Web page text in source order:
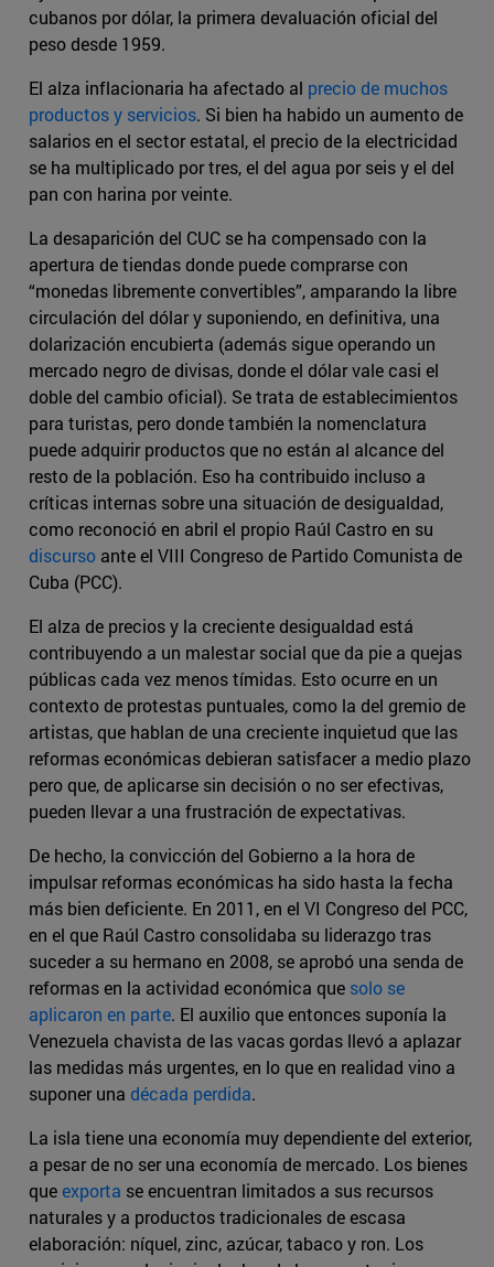
cubanos por dólar, la primera devaluación oficial del
peso desde 1959.
El alza inflacionaria ha afectado al precio de muchos
productos y servicios. Si bien ha habido un aumento de
salarios en el sector estatal, el precio de la electricidad
se ha multiplicado por tres, el del agua por seis y el del
pan con harina por veinte.
La desaparición del CUC se ha compensado con la
apertura de tiendas donde puede comprarse con
“monedas libremente convertibles”, amparando la libre
circulación del dólar y suponiendo, en definitiva, una
dolarización encubierta (además sigue operando un
mercado negro de divisas, donde el dólar vale casi el
doble del cambio oficial). Se trata de establecimientos
para turistas, pero donde también la nomenclatura
puede adquirir productos que no están al alcance del
resto de la población. Eso ha contribuido incluso a
críticas internas sobre una situación de desigualdad,
como reconoció en abril el propio Raúl Castro en su
discurso ante el VIII Congreso de Partido Comunista de
Cuba (PCC).
El alza de precios y la creciente desigualdad está
contribuyendo a un malestar social que da pie a quejas
públicas cada vez menos tímidas. Esto ocurre en un
contexto de protestas puntuales, como la del gremio de
artistas, que hablan de una creciente inquietud que las
reformas económicas debieran satisfacer a medio plazo
pero que, de aplicarse sin decisión o no ser efectivas,
pueden llevar a una frustración de expectativas.
De hecho, la convicción del Gobierno a la hora de
impulsar reformas económicas ha sido hasta la fecha
más bien deficiente. En 2011, en el VI Congreso del PCC,
en el que Raúl Castro consolidaba su liderazgo tras
suceder a su hermano en 2008, se aprobó una senda de
reformas en la actividad económica que solo se
aplicaron en parte. El auxilio que entonces suponía la
Venezuela chavista de las vacas gordas llevó a aplazar
las medidas más urgentes, en lo que en realidad vino a
suponer una década perdida.
La isla tiene una economía muy dependiente del exterior,
a pesar de no ser una economía de mercado. Los bienes
queexporta se encuentran limitados a sus recursos
naturales y a productos tradicionales de escasa
elaboración: níquel, zinc, azúcar, tabaco y ron. Los